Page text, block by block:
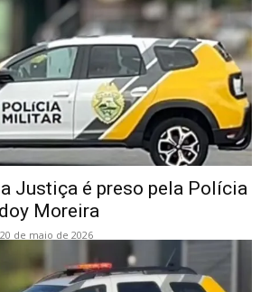
Justiça é preso pela Polícia
Moreira
20 de maio de 2026